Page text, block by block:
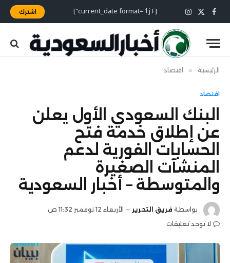
فيسبوك
X
(Twitter)
الانستغرام [current_date format="l j F"] اشترك
الرئيسية » اقتصاد
اقتصاد
البنك السعودي الأول يعلن
عن إطلاق خدمة فتح
الحسابات الفورية لدعم
المنشآت الصغيرة
والمتوسطة – أخبار السعودية
بواسطة فريق التحرير
الأربعاء 12 نوفمبر 11:32 ص
لا توجد تعليقات